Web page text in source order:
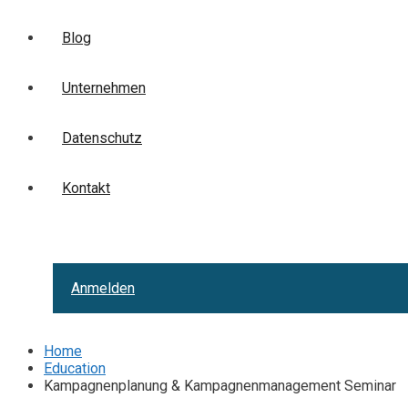
Blog
Unternehmen
Datenschutz
Kontakt
Anmelden
Home
Education
Kampagnenplanung & Kampagnenmanagement Seminar